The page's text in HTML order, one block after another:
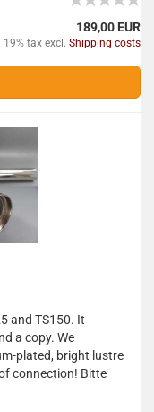
189,00 EUR
19% tax excl. Shipping costs
and TS150. It
a copy. We
plated, bright lustre
connection! Bitte